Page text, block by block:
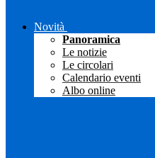
Novità
Panoramica
Le notizie
Le circolari
Calendario eventi
Albo online